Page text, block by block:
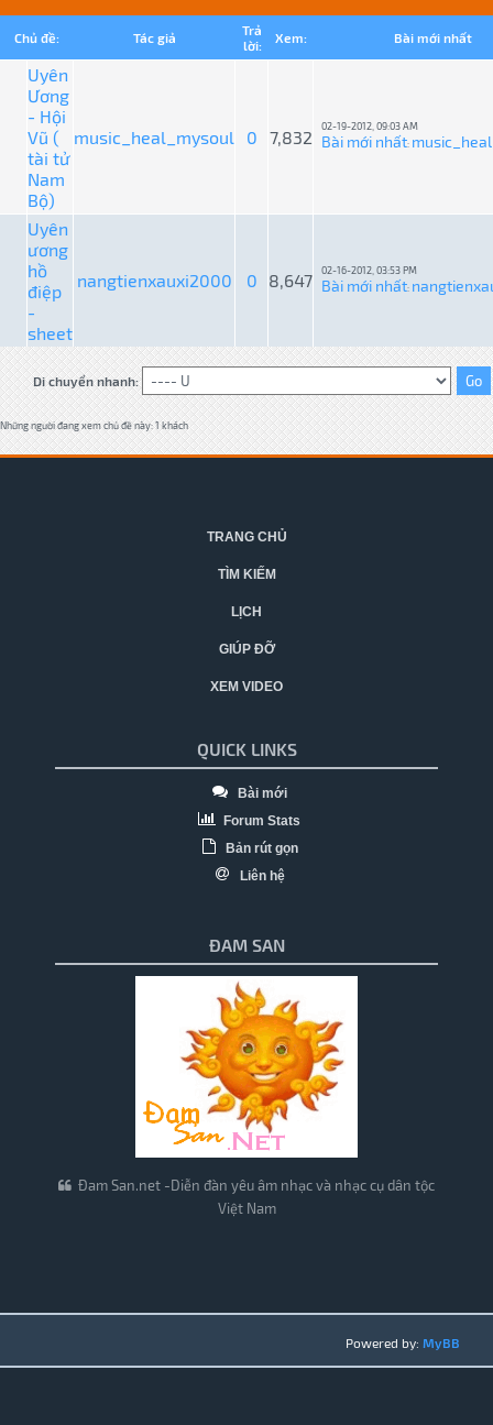
Chủ đề: Tác giả
Trả
lời:
Xem: Bài mới nhất
Uyên
Ương
- Hội
Vũ (
tài tử
Nam
Bộ)
music_heal_mysoul 0 7,832
02-19-2012, 09:03 AM
Bài mới nhất:
Uyên
ương
hồ
điệp
-
sheet
nangtienxauxi2000 0 8,647 02-16-2012, 03:53 PM
Bài mới nhất:
Di chuyển nhanh:
Những người đang xem chủ đề này: 1 khách
TRANG CHỦ
TÌM KIẾM
LỊCH
GIÚP ĐỠ
XEM VIDEO
QUICK LINKS
Bài mới
Forum Stats
Bản rút gọn
Liên hệ
ĐAM SAN
Đam San.net -Diễn đàn yêu âm nhạc và nhạc cụ dân tộc
Việt Nam
Powered by: MyBB